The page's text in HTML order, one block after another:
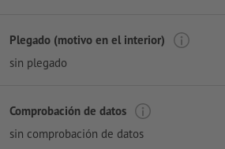
Plegado (motivo en el interior)
sin plegado
Comprobación de datos
sin comprobación de datos